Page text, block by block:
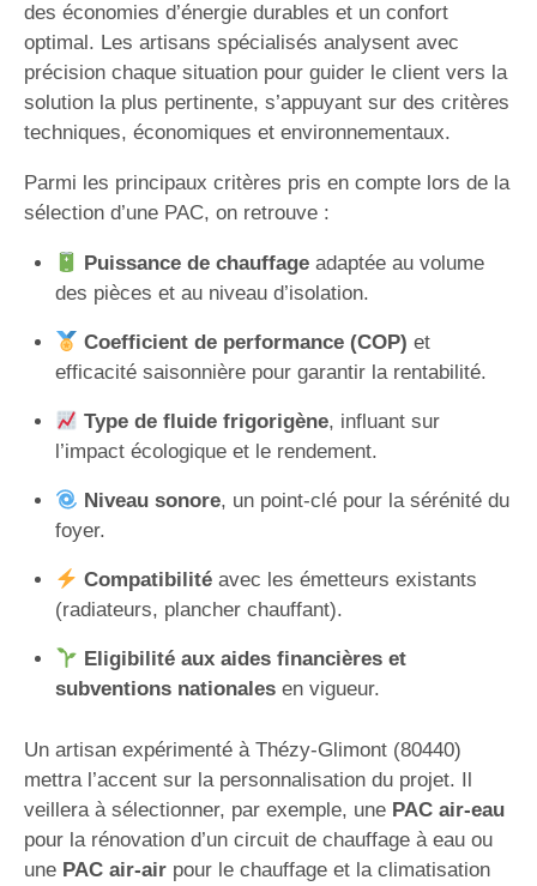
des économies d’énergie durables et un confort
optimal. Les artisans spécialisés analysent avec
précision chaque situation pour guider le client vers la
solution la plus pertinente, s’appuyant sur des critères
techniques, économiques et environnementaux.
Parmi les principaux critères pris en compte lors de la
sélection d’une PAC, on retrouve :
Puissance de chauffageadaptée au volume
des pièces et au niveau d’isolation.
Coefficient de performance (COP) et
efficacité saisonnière pour garantir la rentabilité.
Type de fluide frigorigène, influant sur
l’impact écologique et le rendement.
Niveau sonore, un point-clé pour la sérénité du
foyer.
Compatibilitéavec les émetteurs existants
(radiateurs, plancher chauffant).
Eligibilité aux aides financières et
subventions nationalesen vigueur.
Un artisan expérimenté à Thézy-Glimont (80440)
mettra l’accent sur la personnalisation du projet. Il
veillera à sélectionner, par exemple, une PAC air-eau
pour la rénovation d’un circuit de chauffage à eau ou
une PAC air-air pour le chauffage et la climatisation